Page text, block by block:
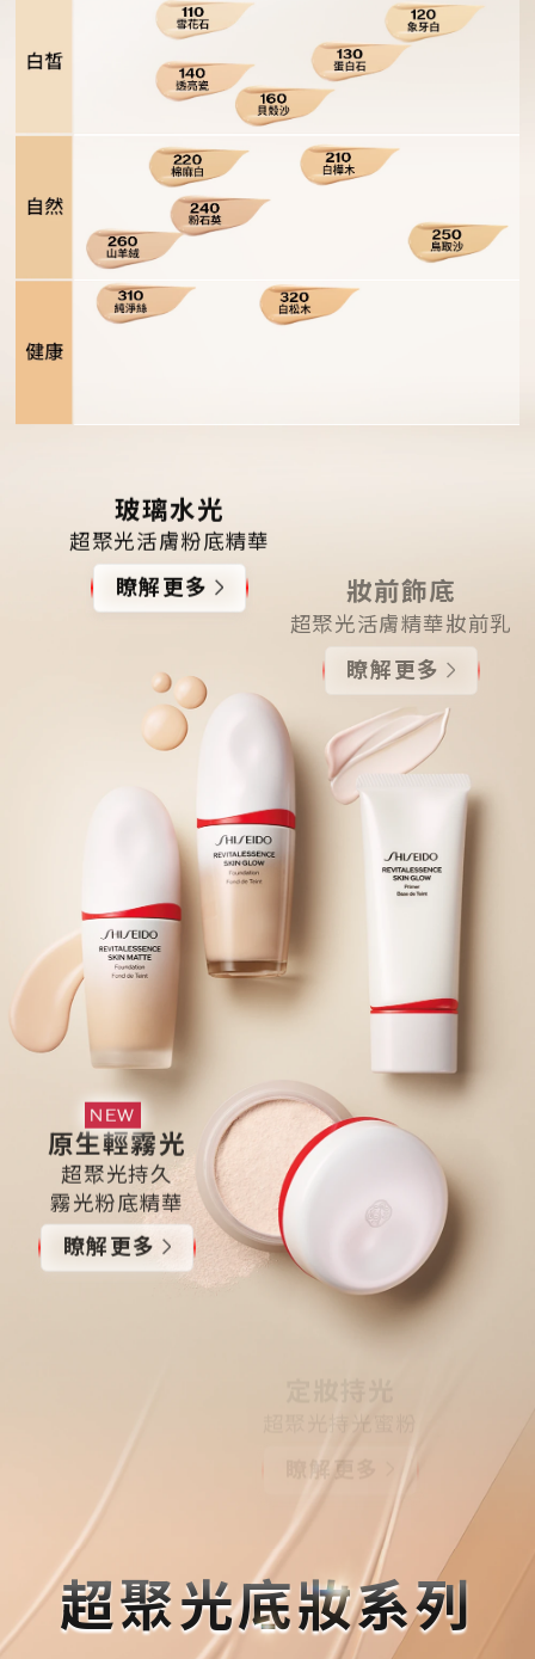
9
8
1
0
6
5
2
1
0
9
8
7
3
2
1
0
6
5
4
3
玻璃水光
超聚光活膚粉底精華
瞭解更多
NEW
原生輕霧光
超聚光持久
霧光粉底精華
瞭解更多
超聚光活膚精華妝前乳
瞭解更多
瞭解更多
超聚光底妝系列